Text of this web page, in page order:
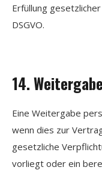
Erfüllung
DSGVO.
14.
Eine Weitergabe
wenn dies zur
gesetzliche
vorliegt oder ein